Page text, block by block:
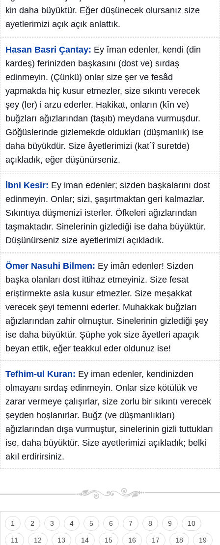
kin daha büyüktür. Eğer düşünecek olursanız size
ayetlerimizi açık açık anlattık.
Hasan Basri Çantay: Ey îman edenler, kendi (din
kardeş) ferinizden başkasını (dost ve) sırdaş
edinmeyin. (Çünkü) onlar size şer ve fesâd
yapmakda hiç kusur etmezler, size sıkıntı verecek
şey (ler) i arzu ederler. Hakikat, onların (kîn ve)
buğzları ağızlarından (taşıb) meydana vurmuşdur.
Göğüslerinde gizlemekde oldukları (düşmanlık) ise
daha büyükdür. Size âyetlerimizi (kat´î suretde)
açıkladık, eğer düşünürseniz.
İbni Kesir: Ey iman edenler; sizden başkalarını dost
edinmeyin. Onlar; sizi, şaşırtmaktan geri kalmazlar.
Sıkıntıya düşmenizi isterler. Öfkeleri ağızlarından
taşmaktadır. Sinelerinin gizlediği ise daha büyüktür.
Düşünürseniz size ayetlerimizi açıkladık.
Ömer Nasuhi Bilmen: Ey imân edenler! Sizden
başka olanları dost ittihaz etmeyiniz. Size fesat
eriştirmekte asla kusur etmezler. Size meşakkat
verecek şeyi temenni ederler. Muhakkak buğzları
ağızlarından zahir olmuştur. Sinelerinin gizlediği şey
ise daha büyüktür. Şüphe yok size âyetleri apaçık
beyan ettik, eğer teakkul eder oldunuz ise!
Tefhim-ul Kuran: Ey iman edenler, kendinizden
olmayanı sırdaş edinmeyin. Onlar size kötülük ve
zarar vermeye çalışırlar, size zorlu bir sıkıntı verecek
şeyden hoşlanırlar. Buğz (ve düşmanlıkları)
ağızlarından dışa vurmuştur, sinelerinin gizli tuttukları
ise, daha büyüktür. Size ayetlerimizi açıkladık; belki
akıl erdirirsiniz.
1 2 3 4 5 6 7 8 9 10
11 12 13 14 15 16 17 18 19